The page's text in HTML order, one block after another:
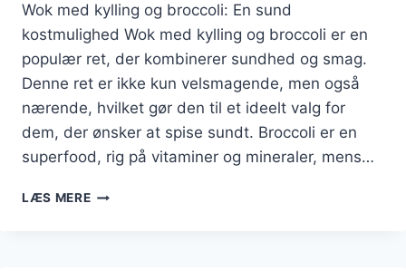
Wok med kylling og broccoli: En sund
kostmulighed Wok med kylling og broccoli er en
populær ret, der kombinerer sundhed og smag.
Denne ret er ikke kun velsmagende, men også
nærende, hvilket gør den til et ideelt valg for
dem, der ønsker at spise sundt. Broccoli er en
superfood, rig på vitaminer og mineraler, mens…
LÆS MEREWOK